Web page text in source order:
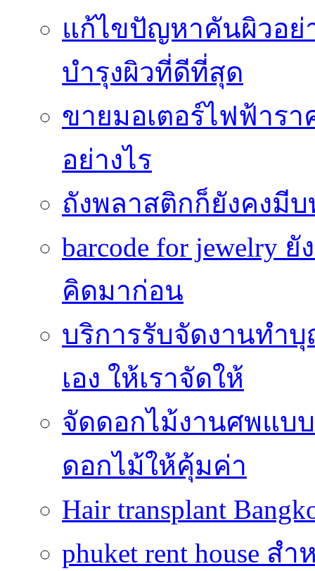
แก้ไขปัญหาคันผิวอ
บำรุงผิวที่ดีที่สุด
ขายมอเตอร์ไฟฟ้าร
อย่างไร
ถังพลาสติกก็ยังคงมี
barcode for jewelry
คิดมาก่อน
บริการรับจัดงานทำ
เอง ให้เราจัดให้
จัดดอกไม้งานศพแบ
ดอกไม้ให้คุ้มค่า
Hair transplant
phuket rent house